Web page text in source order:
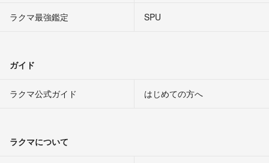
ラクマ最強鑑定
SPU
ガイド
ラクマ公式ガイド はじめての方へ
ラクマについて